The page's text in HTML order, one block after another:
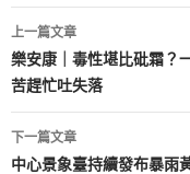
文
章
導
覽
上一篇文章
樂安康｜毒性堪比砒霜？
苦趕忙吐失落
下一篇文章
中心景象臺持續發布暴雨